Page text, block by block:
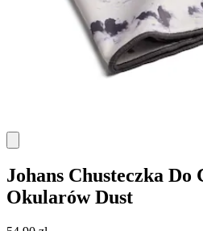
Johans Chusteczka Do
Okularów Dust